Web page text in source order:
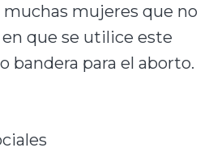
muchas mujeres que no
que se utilice este
bandera para el aborto.